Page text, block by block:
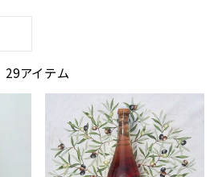
29アイテム